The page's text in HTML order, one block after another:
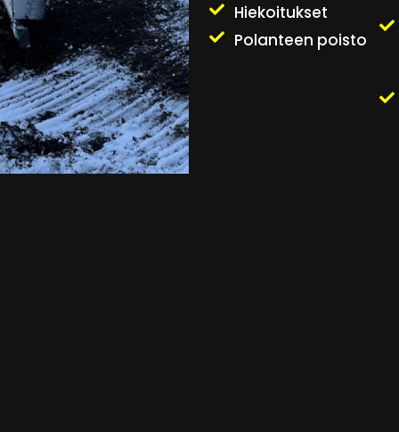
Hiekoitukset
Polanteen poisto